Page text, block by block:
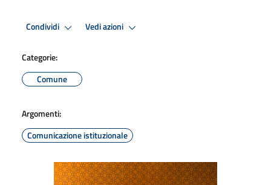
Condividi Vedi azioni
Categorie:
Comune
Argomenti:
Comunicazione istituzionale